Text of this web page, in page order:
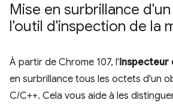
Mise en surbrillance
l'outil d'inspection de la
À partir de Chrome 107, l'inspecteur
en surbrillance tous les octets d'un
C/C++. Cela vous aide à les